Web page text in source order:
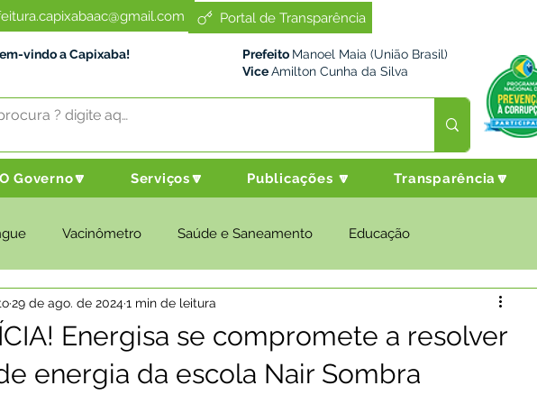
Portal de Transparência
vindo a Capixaba! Prefeito Manoel Maia (União Brasil)
ViceAmilton Cunha da Silva
O Governo🔽 Serviços🔽 Publicações 🔽 Transparência🔽
Vacinômetro Saúde e Saneamento Educação
e Meio Ambiente Desenvolvimento Social Desporto Cultura e Lazer
e Governo Políticas Públicas Nota de Pesar
Energisa se compromete a resolver
energia da escola Nair Sombra
29 de ago. de 20241 min de leitura